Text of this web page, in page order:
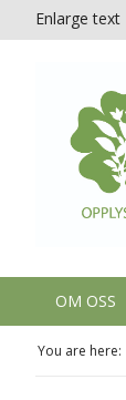
Enlarge text
OM OSS
You are here: